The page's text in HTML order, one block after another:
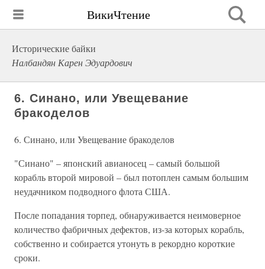
ВикиЧтение
Исторические байки
Налбандян Карен Эдуардович
6. Синано, или Увещевание
бракоделов
6. Синано, или Увещевание бракоделов
"Синано" – японский авианосец – самый большой
корабль второй мировой – был потоплен самым большим
неудачником подводного флота США.
После попадания торпед, обнаруживается неимоверное
количество фабричных дефектов, из-за которых корабль,
собственно и собирается утонуть в рекордно короткие
сроки.